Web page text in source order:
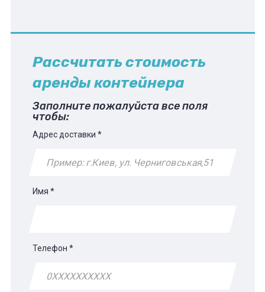
Рассчитать стоимость
аренды контейнера
Заполните пожалуйста все поля
чтобы:
Адрес доставки *
Имя *
Телефон *